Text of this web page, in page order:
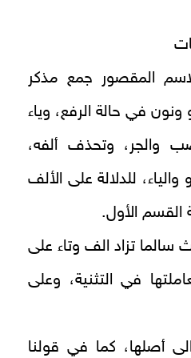
المقصور جمع مذكر
ونون في حالة الرفع، وياء
والجر، وتحذف ألفه،
للدلالة على الألف
القسم الأول.
تزاد الف وتاء على
في التثنية، وعلى
أصلها، كما في قولنا